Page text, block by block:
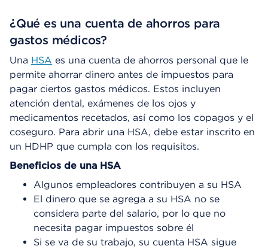
¿Qué es una cuenta de ahorros para
gastos médicos?
Una HSA es una cuenta de ahorros personal que le
permite ahorrar dinero antes de impuestos para
pagar ciertos gastos médicos. Estos incluyen
atención dental, exámenes de los ojos y
medicamentos recetados, así como los copagos y el
coseguro. Para abrir una HSA, debe estar inscrito en
un HDHP que cumpla con los requisitos.
Beneficios de una HSA
Algunos empleadores contribuyen a su HSA
El dinero que se agrega a su HSA no se
considera parte del salario, por lo que no
necesita pagar impuestos sobre él
Si se va de su trabajo, su cuenta HSA sigue